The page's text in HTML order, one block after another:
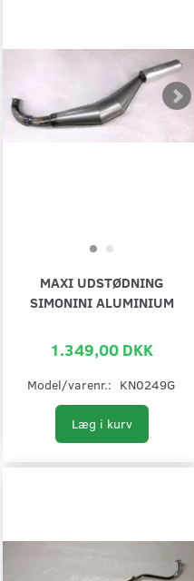
MAXI UDSTØDNING
SIMONINI ALUMINIUM
1.349,00 DKK
Model/varenr.: KN0249G
Læg i kurv